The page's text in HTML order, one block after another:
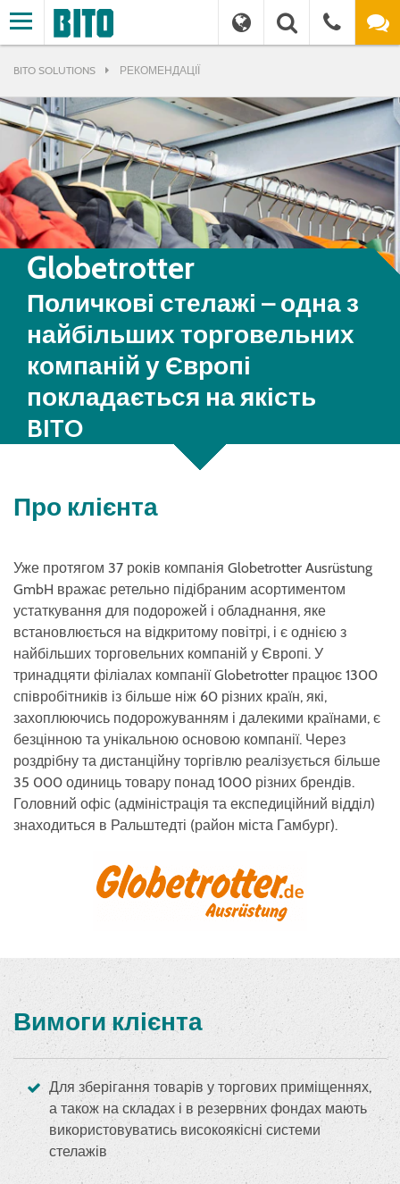
BITO SOLUTIONS РЕКОМЕНДАЦІЇ
Globetrotter
Поличкові стелажі – одна з
найбільших торговельних
компаній у Європі
покладається на якість
BITO
Про клієнта
Уже протягом 37 років компанія Globetrotter Ausrüstung
GmbH вражає ретельно підібраним асортиментом
устаткування для подорожей і обладнання, яке
встановлюється на відкритому повітрі, і є однією з
найбільших торговельних компаній у Європі. У
тринадцяти філіалах компанії Globetrotter працює 1300
співробітників із більше ніж 60 різних країн, які,
захоплюючись подорожуванням і далекими країнами, є
безцінною та унікальною основою компанії. Через
роздрібну та дистанційну торгівлю реалізується більше
35 000 одиниць товару понад 1000 різних брендів.
Головний офіс (адміністрація та експедиційний відділ)
знаходиться в Ральштедті (район міста Гамбург).
Вимоги клієнта
Для зберігання товарів у торгових приміщеннях,
а також на складах і в резервних фондах мають
використовуватись високоякісні системи
стелажів